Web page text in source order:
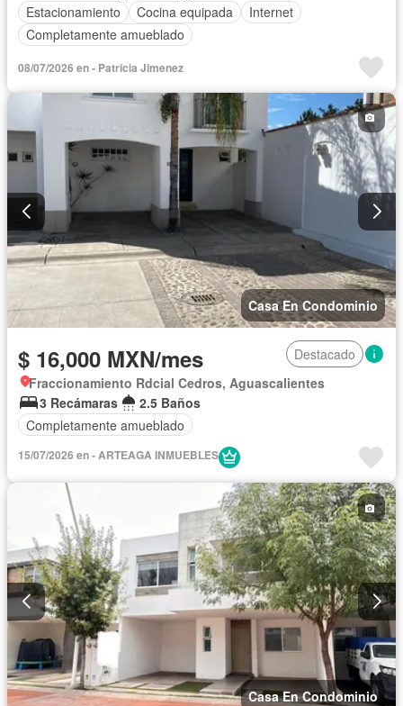
Estacionamiento
Cocina equipada
Internet
Completamente amueblado
08/07/2026 en - Patricia Jimenez
Casa En Condominio
$ 16,000 MXN/mes
Destacado
Fraccionamiento Rdcial Cedros, Aguascalientes
3 Recámaras
2.5 Baños
Completamente amueblado
15/07/2026 en - ARTEAGA INMUEBLES
Casa En Condominio